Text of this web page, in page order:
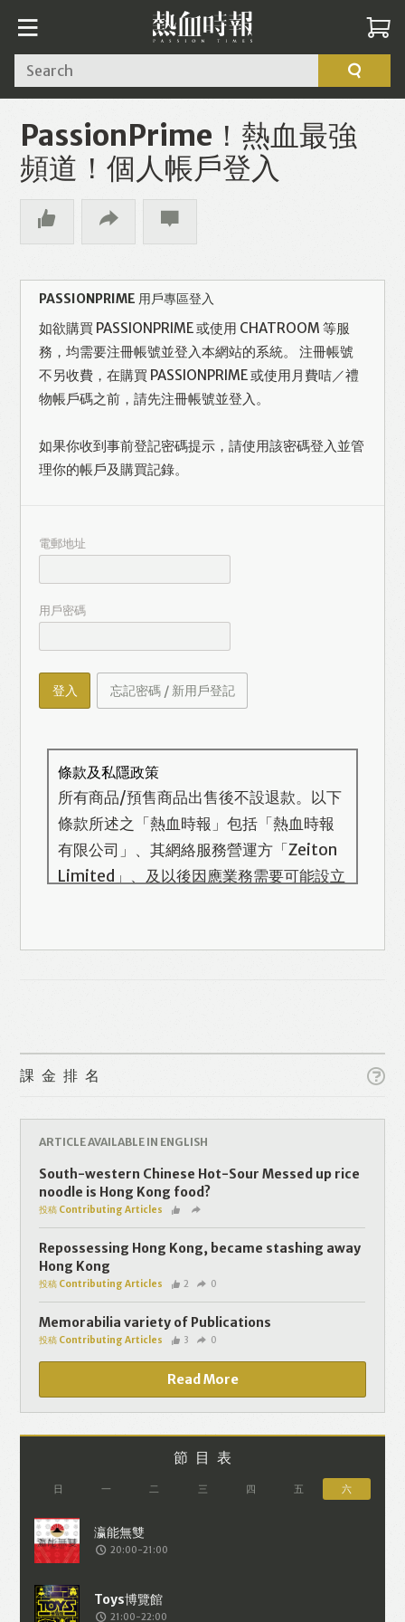
Search
PassionPrime！熱血最強
頻道！個人帳戶登入
PASSIONPRIME 用戶專區登入
如欲購買 PASSIONPRIME 或使用 CHATROOM 等服
務，均需要注冊帳號並登入本網站的系統。 注冊帳號
不另收費，在購買 PASSIONPRIME 或使用月費咭／禮
物帳戶碼之前，請先注冊帳號並登入。
如果你收到事前登記密碼提示，請使用該密碼登入並管
理你的帳戶及購買記錄。
電郵地址
用戶密碼
登入 忘記密碼 / 新用戶登記
條款及私隱政策
所有商品/預售商品出售後不設退款。以下
條款所述之「熱血時報」包括「熱血時報
有限公司」、其網絡服務營運方「Zeiton
Limited」、及以後因應業務需要可能設立
願性質。我們收集的個人資料包括姓名、
保留隨時增減本付費服務內容的權利，包
括但不限於漫畫、節目、小說等欄目及內
將你的個人資料與從商業夥伴或其他公司
取得的資料結合，但不會出租、出售、或
透露你的個人資料予他人或非附屬公司。
個人資料將用於提供更適合你的廣告及網
頁內容、評估與改善我們的服務、聯絡你
或進行不記名的 究調查。所得資料亦只會
用於所述指定用途。除非所作用途為法例
容許或屬法例規定，否則未經你事先同
意，你的個人資料不會作其他用途。如果
決定提供個人資料，即表示您同意我們將
該資料傳送並儲存。 熱血時報會根據用戶
廣告目標人士的標準），而發送目標廣
告。不會因為你與廣告作出互動或觀看一
個目標廣告而向廣告客戶提供任何用戶的
個人資料。 但如果你觀看或與該廣告作出
互動，則表示你同意廣告客戶有可能假設
你符合該廣告目標客戶群的標準。熱血時
報並會根據你在交易平台（如PAYPAL），
課金排名
ARTICLE AVAILABLE IN ENGLISH
South-western Chinese Hot-Sour Messed up rice
noodle is Hong Kong food?
投稿 Contributing Articles
Repossessing Hong Kong, became stashing away
Hong Kong
投稿 Contributing Articles 2 0
Memorabilia variety of Publications
投稿 Contributing Articles 3 0
Read More
節目表
日 一 二 三 四 五 六
20:00-21:00
21:00-22:00